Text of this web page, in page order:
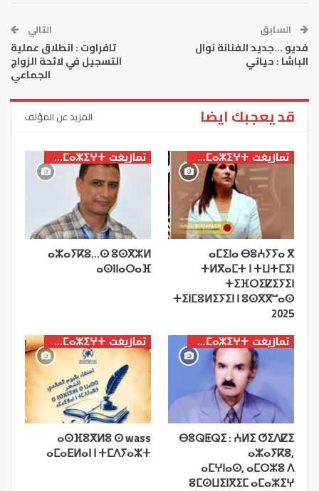
السابق
فديو …جديد الفنانة نوال
الباشا : حياتي
التالي
تافراوت : انطلاق عملية
التسجيل في لائحة الزواج
الجماعي
قد يعجبك ايضا المزيد عن المؤلف
تمازيغت ⵜⴰⵎⴰⵣⵉⵖⵜ
ⴰⵎⵉⵏⴰ ⴱⵓⵄⵢⵢⴰ ⴳ
ⵜⵍⴳⴰⵎⵜ ⵏ ⵜⵡⵜⵎⵉⵏ
ⵜⵉⴼⵔⵉⵇⵉⵢⵉⵏ
ⵜⵉⵏⵎⵓⵍⵉⵢⵉⵏ ⵏ ⵓⵙⴳⴳⵯⴰⵙ
2025
تمازيغت ⵜⴰⵎⴰⵣⵉⵖⵜ
ⴰⵣⴰⵢⴽⵓ…ⵙ ⵓⵙⴳⵣⵍ
ⴰⵙⵏⵏⴰⵔⴰⴼ
تمازيغت ⵜⴰⵎⴰⵣⵉⵖⵜ
ⴱⵓⵕⵟⵕⵉ : ⵄⵍⵉ ⵚⵉⴷⵇⵉ
ⴰⵣⴰⵢⴽⵓ,
ⴰⵎⵖⵏⴰⵙ, ⴰⵎⵔⵣⵓ ⴷ
ⵓⵎⵙⵡⵉⵏⴳⵉⵎ ⴰⵎⴰⵣⵉⵖ
تمازيغت ⵜⴰⵎⴰⵣⵉⵖⵜ
ⴰⵙⴼⵓⴳⵍⵓ ⵙ wass
ⴰⵎⴰⴹⵍⴰⵏ ⵏ ⵜⵎⴷⵢⴰⵣⵜ